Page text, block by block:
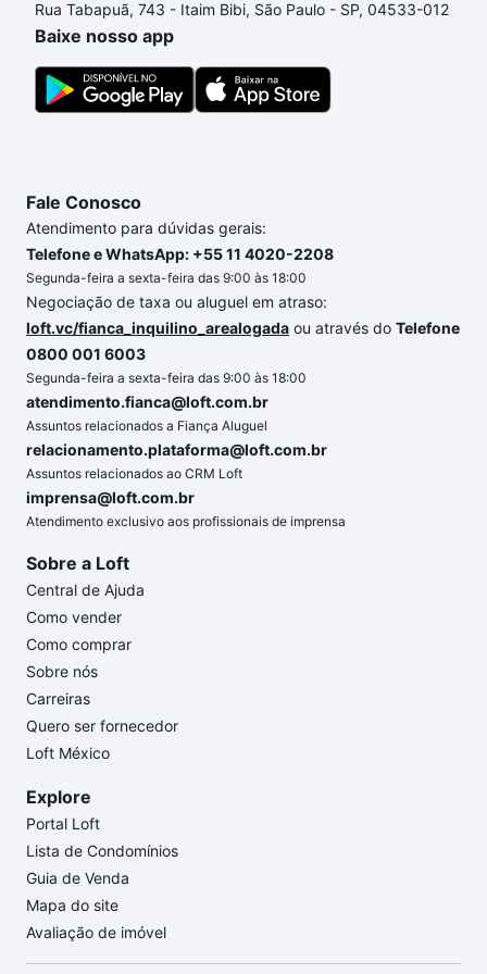
custa comprar um apartamento e conte com a
gente para comprar o imóvel dos seus sonhos com
segurança e conforto. Loft, com você até as
chaves.
Rua Tabapuã, 743 - Itaim Bibi, São Paulo - SP, 04533-012
Baixe nosso app
Fale Conosco
Atendimento para dúvidas gerais:
Telefone e WhatsApp: +55 11 4020-2208
Segunda-feira a sexta-feira das 9:00 às 18:00
Negociação de taxa ou aluguel em atraso:
loft.vc/fianca_inquilino_arealogada ou através do Telefone
0800 001 6003
Segunda-feira a sexta-feira das 9:00 às 18:00
atendimento.fianca@loft.com.br
Assuntos relacionados a Fiança Aluguel
relacionamento.plataforma@loft.com.br
Assuntos relacionados ao CRM Loft
imprensa@loft.com.br
Atendimento exclusivo aos profissionais de imprensa
Sobre a Loft
Central de Ajuda
Como vender
Como comprar
Sobre nós
Carreiras
Quero ser fornecedor
Loft México
Explore
Portal Loft
Lista de Condomínios
Guia de Venda
Mapa do site
Avaliação de imóvel